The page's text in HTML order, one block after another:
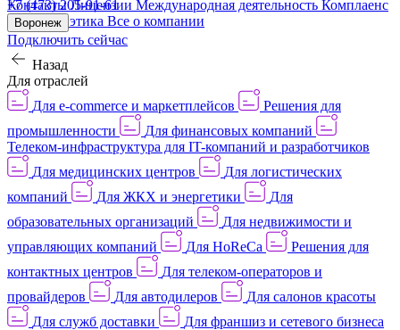
КонтактыЛицензии Международная деятельность Комплаенс
и деловая этика Все о компании
+7 (473) 205-91-61
Воронеж
Подключить сейчас
Назад
Для отраслей
Для e-commerce и маркетплейсов
Решения для
промышленности
Для финансовых компаний
Телеком-инфраструктура для IT-компаний и разработчиков
Для медицинских центров
Для логистических
компаний
Для ЖКХ и энергетики
Для
образовательных организаций
Для недвижимости и
управляющих компаний
Для HoReCa
Решения для
контактных центров
Для телеком-операторов и
провайдеров
Для автодилеров
Для салонов красоты
Для служб доставки
Для франшиз и сетевого бизнеса